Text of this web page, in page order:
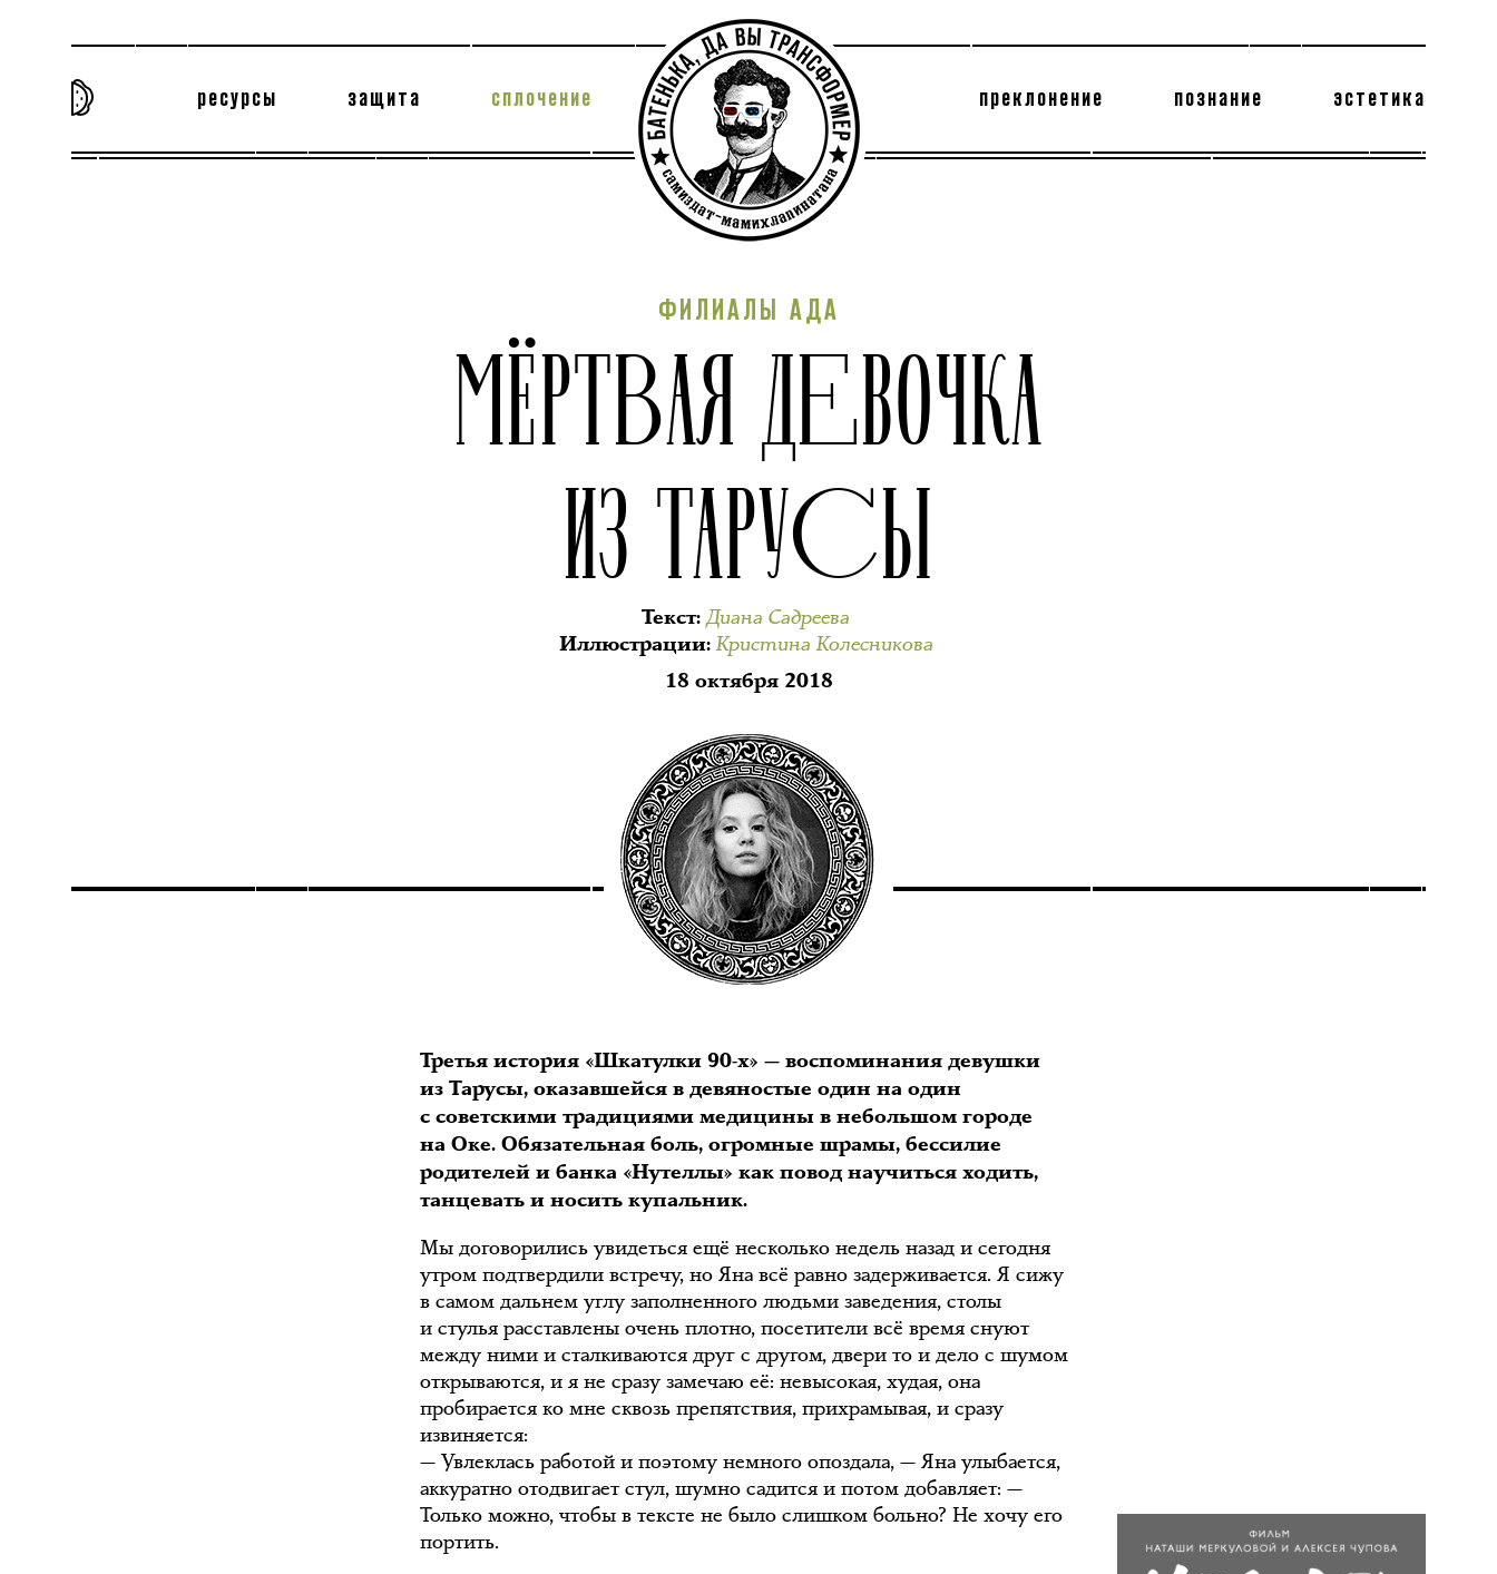
ресурсы защита сплочение преклонение познание эстетика
ФИЛИАЛЫ АДА
МЁРТВАЯ ДЕВОЧКА
ИЗ ТАРУСЫ
Текст:Диана Садреева
Иллюстрации:Кристина Колесникова
18 октября 2018
Третья история «Шкатулки 90-х» — воспоминания девушки
из Тарусы, оказавшейся в девяностые один на один
с советскими традициями медицины в небольшом городе
на Оке. Обязательная боль, огромные шрамы, бессилие
родителей и банка «Нутеллы» как повод научиться ходить,
танцевать и носить купальник.
Мы договорились увидеться ещё несколько недель назад и сегодня
утром подтвердили встречу, но Яна всё равно задерживается. Я сижу
в самом дальнем углу заполненного людьми заведения, столы
и стулья расставлены очень плотно, посетители всё время снуют
между ними и сталкиваются друг с другом, двери то и дело с шумом
открываются, и я не сразу замечаю её: невысокая, худая, она
пробирается ко мне сквозь препятствия, прихрамывая, и сразу
извиняется:
— Увлеклась работой и поэтому немного опоздала, — Яна улыбается,
аккуратно отодвигает стул, шумно садится и потом добавляет: —
Только можно, чтобы в тексте не было слишком больно? Не хочу его
портить.